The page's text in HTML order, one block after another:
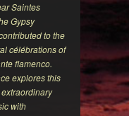
Saintes
Gypsy
to the
célébrations of
flamenco.
explores this
with